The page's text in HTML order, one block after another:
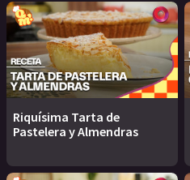
Riquísima Tarta de
Pastelera y Almendras